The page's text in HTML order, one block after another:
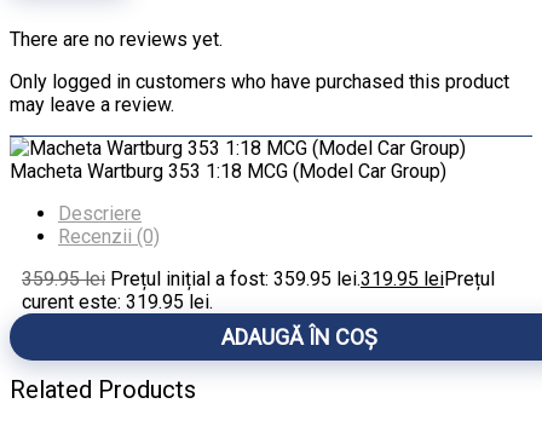
There are no reviews yet.
Only logged in customers who have purchased this product
may leave a review.
Macheta Wartburg 353 1:18 MCG (Model Car Group)
Descriere
Recenzii (0)
359.95lei Prețul inițial a fost: 359.95 lei.319.95 leiPrețul
curent este: 319.95 lei.
ADAUGĂ ÎN COȘ
Related Products